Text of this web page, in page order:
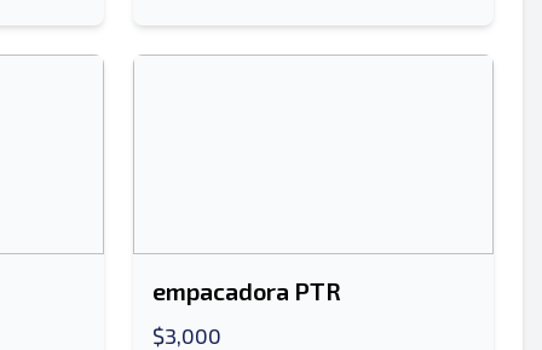
empacadora PTR
$3,000